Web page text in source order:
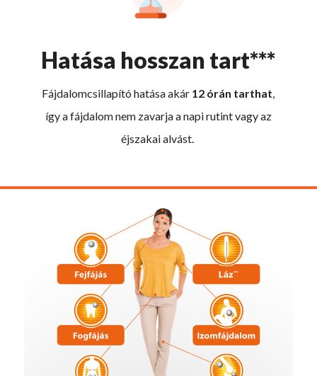
Hatása hosszan tart***
Fájdalomcsillapító hatása akár 12 órán tarthat,
így a fájdalom nem zavarja a napi rutint vagy az
éjszakai alvást.